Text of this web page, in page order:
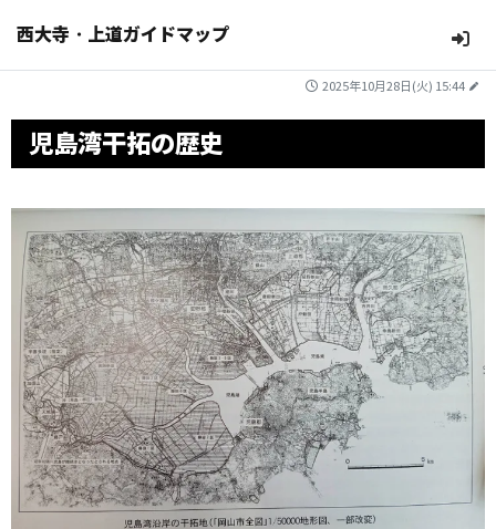
西大寺・上道ガイドマップ
2025年10月28日(火) 15:44
児島湾干拓の歴史